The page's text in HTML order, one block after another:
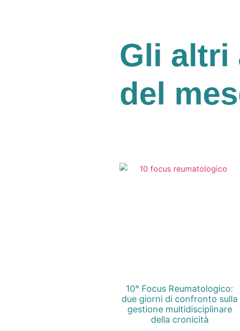
Gli altri
del
10° Focus Reumatologico:
due giorni di confronto sulla
gestione multidisciplinare
della cronicità